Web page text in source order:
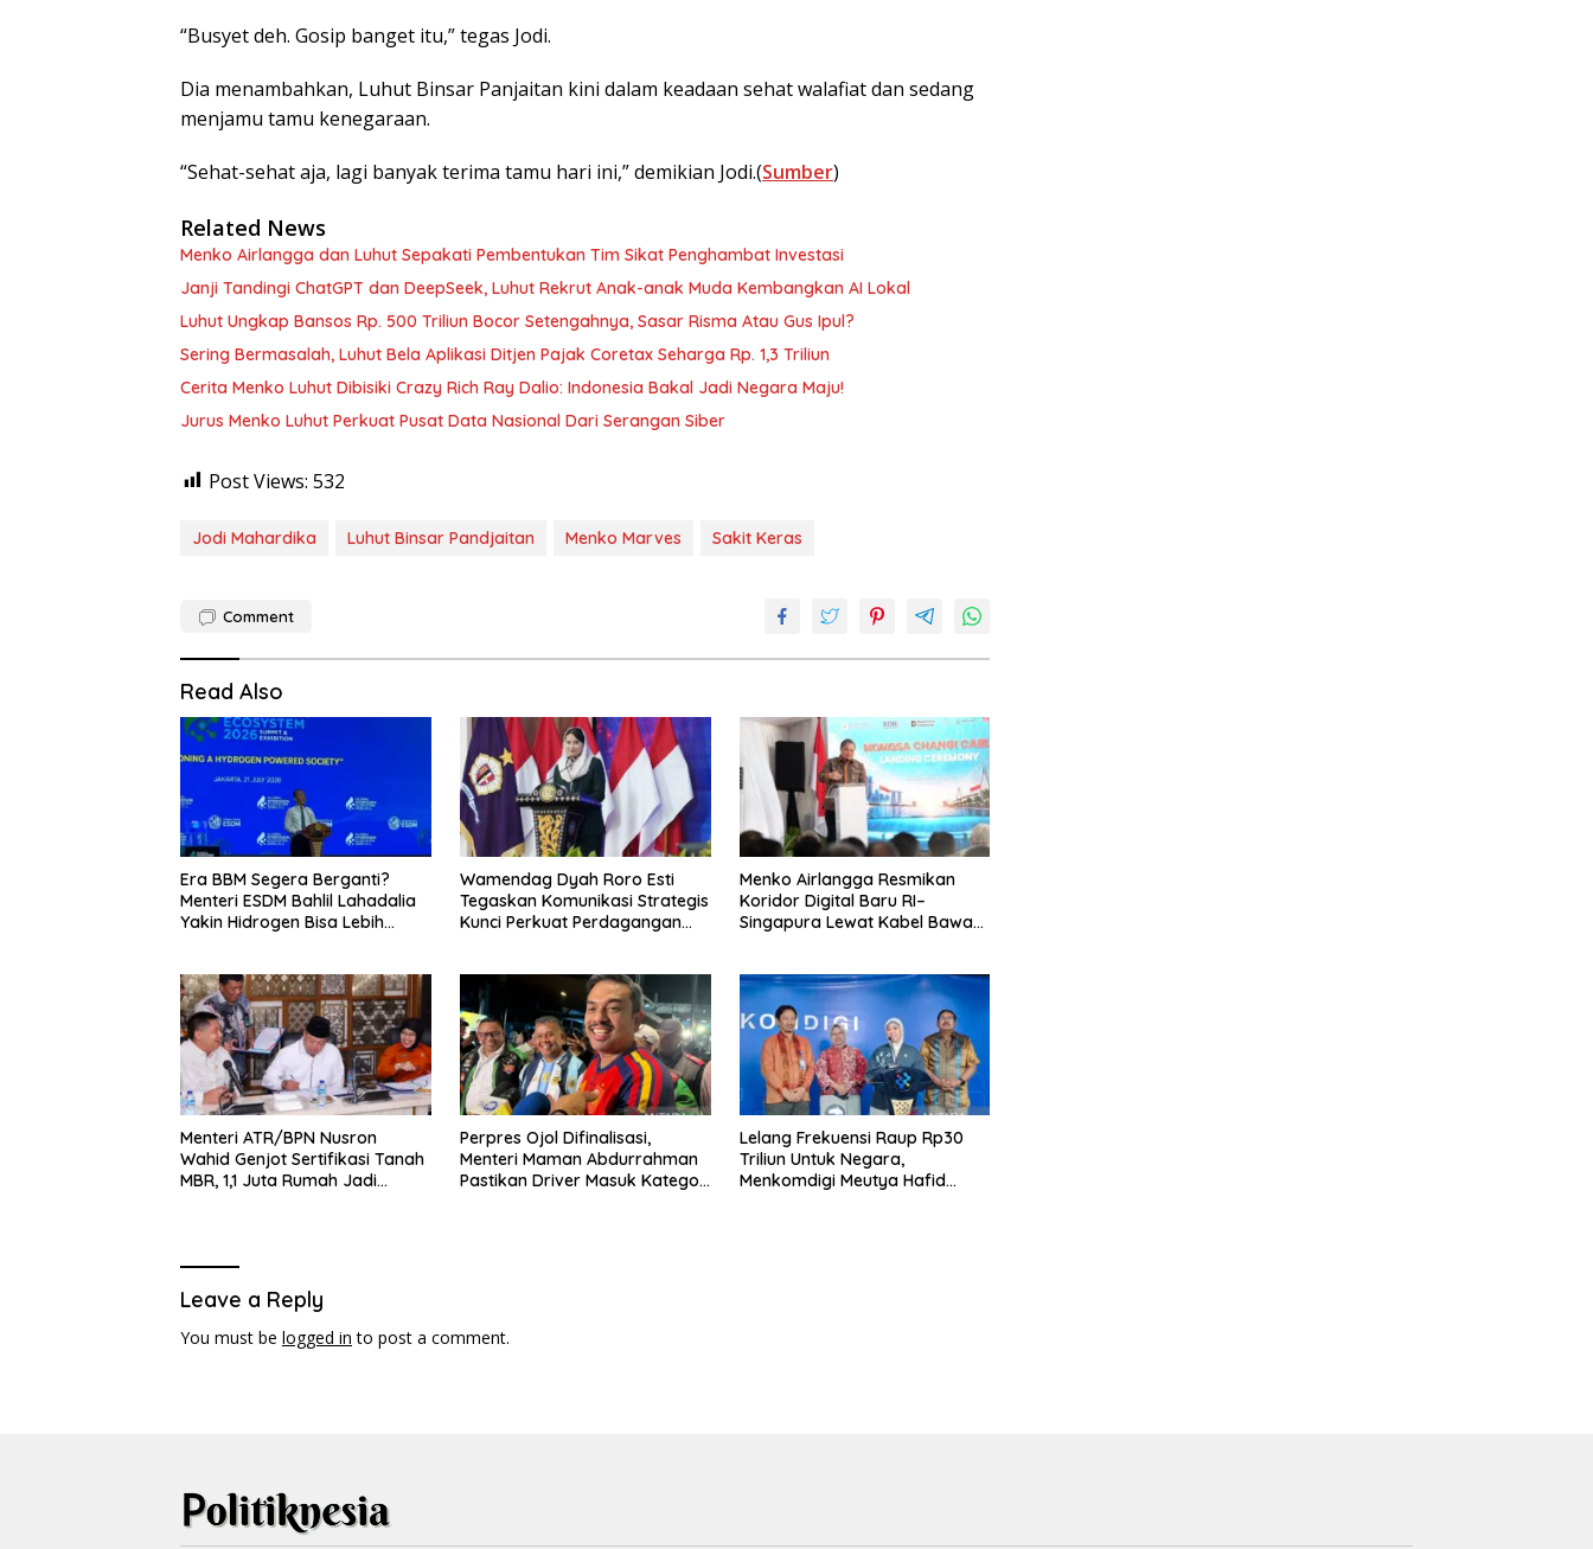
“Busyet deh. Gosip banget itu,” tegas Jodi.
Dia menambahkan, Luhut Binsar Panjaitan kini dalam keadaan sehat walafiat dan sedang
menjamu tamu kenegaraan.
“Sehat-sehat aja, lagi banyak terima tamu hari ini,” demikian Jodi.(Sumber)
Related News
Menko Airlangga dan Luhut Sepakati Pembentukan Tim Sikat Penghambat Investasi
Janji Tandingi ChatGPT dan DeepSeek, Luhut Rekrut Anak-anak Muda Kembangkan AI Lokal
Luhut Ungkap Bansos Rp. 500 Triliun Bocor Setengahnya, Sasar Risma Atau Gus Ipul?
Sering Bermasalah, Luhut Bela Aplikasi Ditjen Pajak Coretax Seharga Rp. 1,3 Triliun
Cerita Menko Luhut Dibisiki Crazy Rich Ray Dalio: Indonesia Bakal Jadi Negara Maju!
Jurus Menko Luhut Perkuat Pusat Data Nasional Dari Serangan Siber
Post Views: 532
Jodi Mahardika Luhut Binsar Pandjaitan Menko Marves Sakit Keras
Comment
Read Also
Era BBM Segera Berganti?
Menteri ESDM Bahlil Lahadalia
Yakin Hidrogen Bisa Lebih
Wamendag Dyah Roro Esti
Tegaskan Komunikasi Strategis
Kunci Perkuat Perdagangan
Menko Airlangga Resmikan
Koridor Digital Baru RI–
Singapura Lewat Kabel Bawah
Menteri ATR/BPN Nusron
Wahid Genjot Sertifikasi Tanah
MBR, 1,1 Juta Rumah Jadi
Perpres Ojol Difinalisasi,
Menteri Maman Abdurrahman
Pastikan Driver Masuk Kategori
Lelang Frekuensi Raup Rp30
Triliun Untuk Negara,
Menkomdigi Meutya Hafid
Leave a Reply
You must be logged in to post a comment.